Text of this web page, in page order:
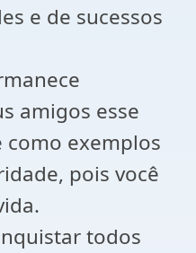
e de sucessos
amigos esse
como exemplos
pois você
todos